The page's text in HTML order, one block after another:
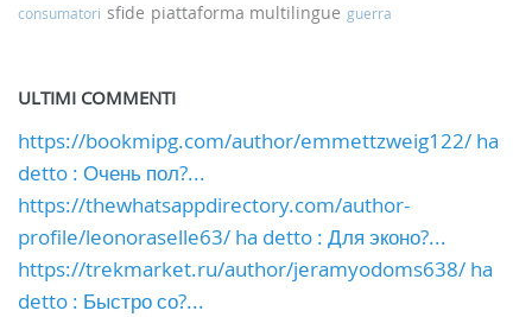
consumatori sfide piattaforma multilingue guerra
ULTIMI COMMENTI
https://bookmipg.com/author/emmettzweig122/ ha
detto : Очень пол?...
https://thewhatsappdirectory.com/author-
profile/leonoraselle63/ ha detto : Для эконо?...
https://trekmarket.ru/author/jeramyodoms638/ ha
detto : Быстро со?...